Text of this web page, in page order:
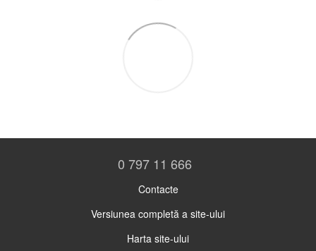
0 797 11 666
Contacte
Versiunea completă a site-ului
Harta site-ului